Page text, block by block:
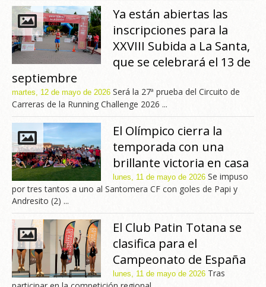
Ya están abiertas las
inscripciones para la
XXVIII Subida a La Santa,
que se celebrará el 13 de
septiembre
martes, 12 de mayo de 2026 Será la 27ª prueba del Circuito de
Carreras de la Running Challenge 2026 ...
El Olímpico cierra la
temporada con una
brillante victoria en casa
lunes, 11 de mayo de 2026 Se impuso
por tres tantos a uno al Santomera CF con goles de Papi y
Andresito (2) ...
El Club Patin Totana se
clasifica para el
Campeonato de España
lunes, 11 de mayo de 2026 Tras